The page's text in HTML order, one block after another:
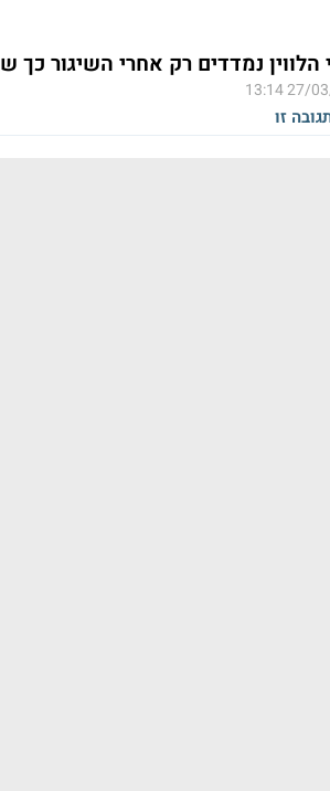
הלווין נמדדים רק אחרי השיגור כך ש
27/03/
זו